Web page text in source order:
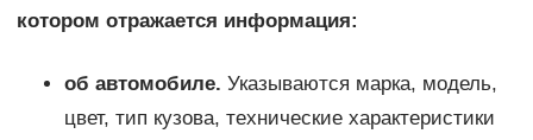
котором отражается информация:
об автомобиле. Указываются марка, модель,
цвет, тип кузова, технические характеристики